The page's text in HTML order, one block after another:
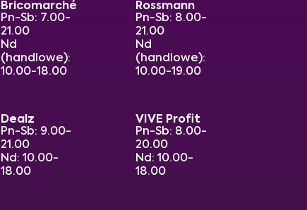
Bricomarché
Pn-Sb: 7.00-
21.00
Nd
(handlowe):
10.00-18.00
Rossmann
Pn-Sb: 8.00-
21.00
Nd
(handlowe):
10.00-19.00
Dealz
Pn-Sb: 9.00-
21.00
Nd: 10.00-
18.00
VIVE Profit
Pn-Sb: 8.00-
20.00
Nd: 10.00-
18.00